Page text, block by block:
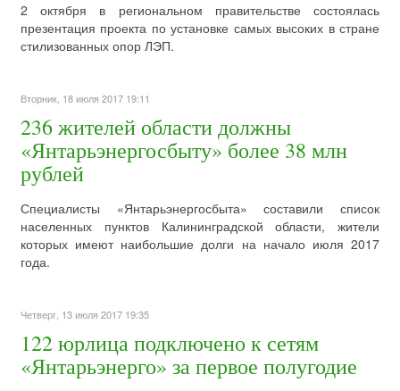
2 октября в региональном правительстве состоялась
презентация проекта по установке самых высоких в стране
стилизованных опор ЛЭП.
Вторник, 18 июля 2017 19:11
236 жителей области должны
«Янтарьэнергосбыту» более 38 млн
рублей
Специалисты «Янтарьэнергосбыта» составили список
населенных пунктов Калининградской области, жители
которых имеют наибольшие долги на начало июля 2017
года.
Четверг, 13 июля 2017 19:35
122 юрлица подключено к сетям
«Янтарьэнерго» за первое полугодие